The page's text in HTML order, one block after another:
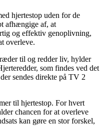
hjertestop uden for de
afhængige af, at
og effektiv genoplivning,
overleve.
til og redder liv, hylder
som findes ved det
sendes direkte på TV 2
til hjertestop. For hvert
chancen for at overleve
kan gøre en stor forskel,